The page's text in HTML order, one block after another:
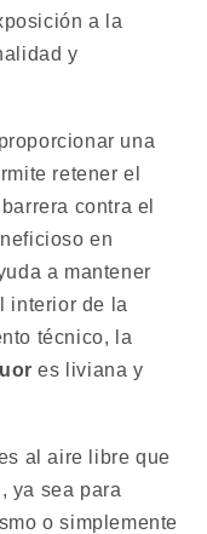
a la
y
una
retener el
contra el
en
a mantener
interior de la
técnico, la
es liviana y
al aire libre que
ya sea para
o simplemente